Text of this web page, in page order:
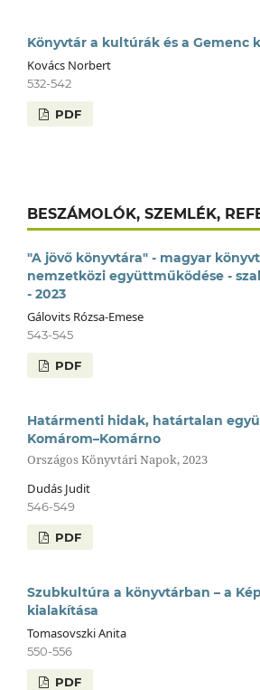
Könyvtár a kultúrák és a Gemenc
Kovács Norbert
532-542
PDF
BESZÁMOLÓK, SZEMLÉK,
"A jövő könyvtára" - magyar
nemzetközi együttműködése -
- 2023
Gálovits Rózsa-Emese
543-545
PDF
Határmenti hidak, határtalan
Komárom–Komárno
Országos Könyvtári Napok, 2023
Dudás Judit
546-549
PDF
Szubkultúra a könyvtárban – a
kialakítása
Tomasovszki Anita
550-556
PDF